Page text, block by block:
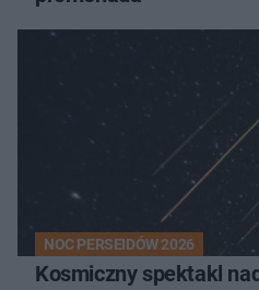
NOC PERSEIDÓW 2026
Kosmiczny spektakl